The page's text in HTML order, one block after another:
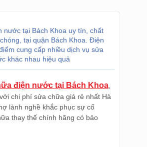
nước tại Bách Khoa uy tín, chất
tại quận Bách Khoa. Điện
cung cấp nhiều dịch vụ sửa
khác nhau hiệu quả
điện nước tại Bách Khoa
chi phí sửa chữa giá rẻ nhất Hà
lành nghề khắc phục sự cố
thay thế chính hãng có bảo